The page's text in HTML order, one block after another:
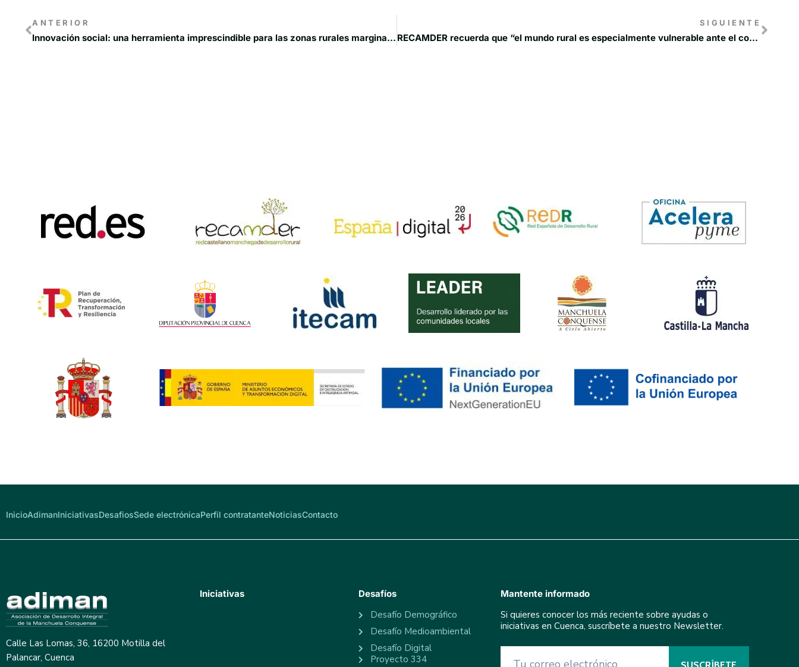
ANTERIOR
Innovación social: una herramienta imprescindible para las zonas rurales marginadas
SIGUIENTE
RECAMDER recuerda que “el mundo rural es especialmente vulnerable ante el coronavirus”
InicioAdimanIniciativasDesafiosSede electrónicaPerfil contratanteNoticiasContacto
Calle Las Lomas, 36, 16200 Motilla del
Palancar, Cuenca
Iniciativas Desafíos
Desafío Demográfico
Desafío Medioambiental
Desafío Digital
Proyecto 334
Mantente informado
Si quieres conocer los más reciente sobre ayudas o
iniciativas en Cuenca, suscríbete a nuestro Newsletter.